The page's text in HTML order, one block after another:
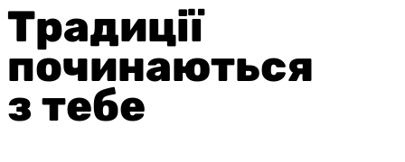
Традиції
починаються
з тебе